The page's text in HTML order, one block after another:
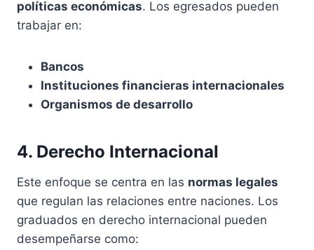
políticas económicas. Los egresados pueden
trabajar en:
Bancos
Instituciones financieras internacionales
Organismos de desarrollo
4. Derecho Internacional
Este enfoque se centra en las normas legales
que regulan las relaciones entre naciones. Los
graduados en derecho internacional pueden
desempeñarse como: